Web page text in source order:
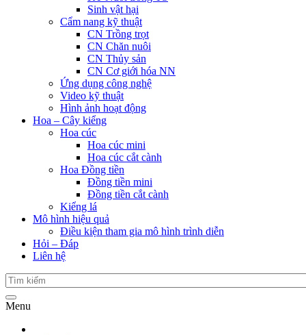
Sinh vật hại
Cẩm nang kỹ thuật
CN Trồng trọt
CN Chăn nuôi
CN Thủy sản
CN Cơ giới hóa NN
Ứng dụng công nghệ
Video kỹ thuật
Hình ảnh hoạt động
Hoa – Cây kiểng
Hoa cúc
Hoa cúc mini
Hoa cúc cắt cành
Hoa Đồng tiền
Đồng tiền mini
Đồng tiền cắt cành
Kiểng lá
Mô hình hiệu quả
Điều kiện tham gia mô hình trình diễn
Hỏi – Đáp
Liên hệ
Menu